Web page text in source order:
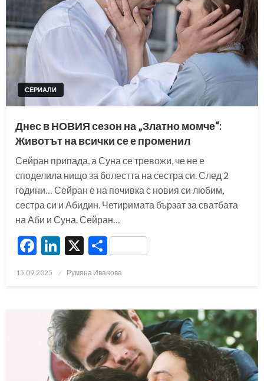
СЕРИАЛИ
Днес в НОВИЯ сезон на „Златно момче“:
Животът на всички се е променил
Сейран припада, а Суна се тревожи, че не е
споделила нищо за болестта на сестра си. След 2
години… Сейран е на почивка с новия си любим,
сестра си и Абидин. Четиримата бързат за сватбата
на Аби и Суна. Сейран…
Facebook
LinkedIn
X Share
Posted
15.09.2025 Румяна Иванова